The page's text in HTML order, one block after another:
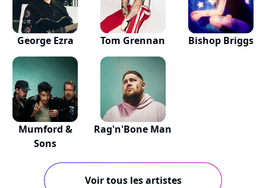
George Ezra Tom Grennan Bishop Briggs
Mumford &
Sons
Rag'n'Bone Man
Voir tous les artistes